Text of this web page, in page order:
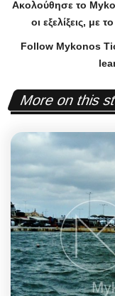
Ακολούθησε το
οι εξελίξεις, με
Follow Mykonos
More on this